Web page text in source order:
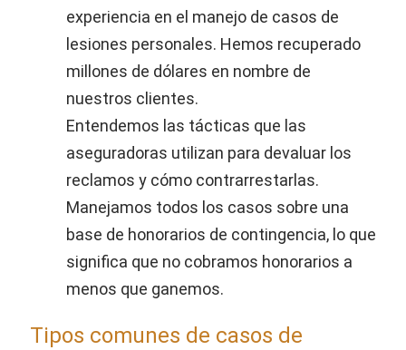
experiencia en el manejo de casos de
lesiones personales. Hemos recuperado
millones de dólares en nombre de
nuestros clientes.
Entendemos las tácticas que las
aseguradoras utilizan para devaluar los
reclamos y cómo contrarrestarlas.
Manejamos todos los casos sobre una
base de honorarios de contingencia, lo que
significa que no cobramos honorarios a
menos que ganemos.
Tipos comunes de casos de